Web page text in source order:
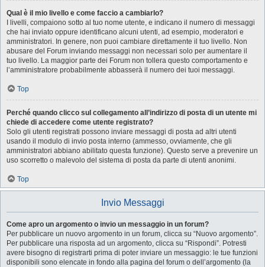
Qual è il mio livello e come faccio a cambiarlo?
I livelli, compaiono sotto al tuo nome utente, e indicano il numero di messaggi
che hai inviato oppure identificano alcuni utenti, ad esempio, moderatori e
amministratori. In genere, non puoi cambiare direttamente il tuo livello. Non
abusare del Forum inviando messaggi non necessari solo per aumentare il
tuo livello. La maggior parte dei Forum non tollera questo comportamento e
l’amministratore probabilmente abbasserà il numero dei tuoi messaggi.
Top
Perché quando clicco sul collegamento all’indirizzo di posta di un utente mi
chiede di accedere come utente registrato?
Solo gli utenti registrati possono inviare messaggi di posta ad altri utenti
usando il modulo di invio posta interno (ammesso, ovviamente, che gli
amministratori abbiano abilitato questa funzione). Questo serve a prevenire un
uso scorretto o malevolo del sistema di posta da parte di utenti anonimi.
Top
Invio Messaggi
Come apro un argomento o invio un messaggio in un forum?
Per pubblicare un nuovo argomento in un forum, clicca su “Nuovo argomento”.
Per pubblicare una risposta ad un argomento, clicca su “Rispondi”. Potresti
avere bisogno di registrarti prima di poter inviare un messaggio: le tue funzioni
disponibili sono elencate in fondo alla pagina del forum o dell’argomento (la